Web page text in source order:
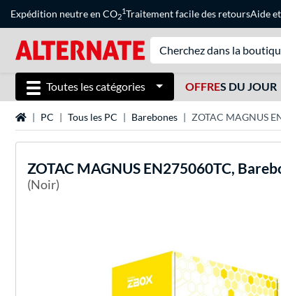
Expédition neutre en CO2
1Traitement facile des retoursAideet
Toutes les catégories OFFRES DU JOUR
Page d'accueil
PC Tous les PC Barebones ZOTAC MAGNUS
ZOTAC MAGNUS EN275060TC,
(Noir)